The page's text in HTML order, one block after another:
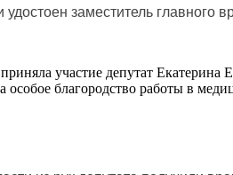
заместитель главного
участие депутат Екатерина
благородство работы в